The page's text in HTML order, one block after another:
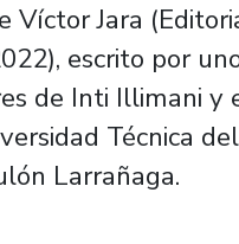
Víctor Jara
escrito por
de Inti Illimani y
Técnica
Larrañaga.